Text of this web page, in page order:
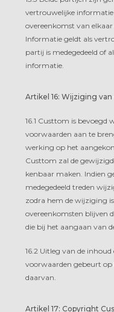
vertrouwelijke
overeenkomst van
Informatie geldt als
partij is medegedeeld of
informatie.
Artikel 16: Wijziging
16.1 Custtom is bevoegd
voorwaarden aan te
werking op het
Custtom zal de
kenbaar maken. Indien
medegedeeld treden
zodra hem de wijziging
overeenkomsten blijven
die bij het aangaan van
16.2 Uitleg van de
voorwaarden gebeurt op
daarvan.
Artikel 17: Copyright